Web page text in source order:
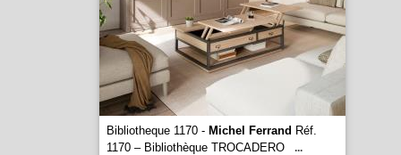
Bibliotheque 1170 - Michel Ferrand Réf.
1170 – Bibliothèque TROCADERO
...